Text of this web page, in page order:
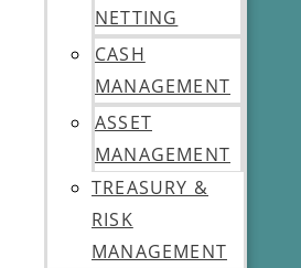
NETTING
CASH
MANAGEMENT
ASSET
MANAGEMENT
TREASURY &
RISK
MANAGEMENT